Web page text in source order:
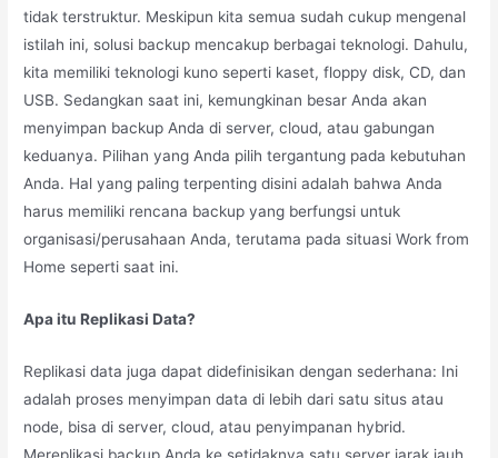
tidak terstruktur. Meskipun kita semua sudah cukup mengenal
istilah ini, solusi backup mencakup berbagai teknologi. Dahulu,
kita memiliki teknologi kuno seperti kaset, floppy disk, CD, dan
USB. Sedangkan saat ini, kemungkinan besar Anda akan
menyimpan backup Anda di server, cloud, atau gabungan
keduanya. Pilihan yang Anda pilih tergantung pada kebutuhan
Anda. Hal yang paling terpenting disini adalah bahwa Anda
harus memiliki rencana backup yang berfungsi untuk
organisasi/perusahaan Anda, terutama pada situasi Work from
Home seperti saat ini.
Apa itu Replikasi Data?
Replikasi data juga dapat didefinisikan dengan sederhana: Ini
adalah proses menyimpan data di lebih dari satu situs atau
node, bisa di server, cloud, atau penyimpanan hybrid.